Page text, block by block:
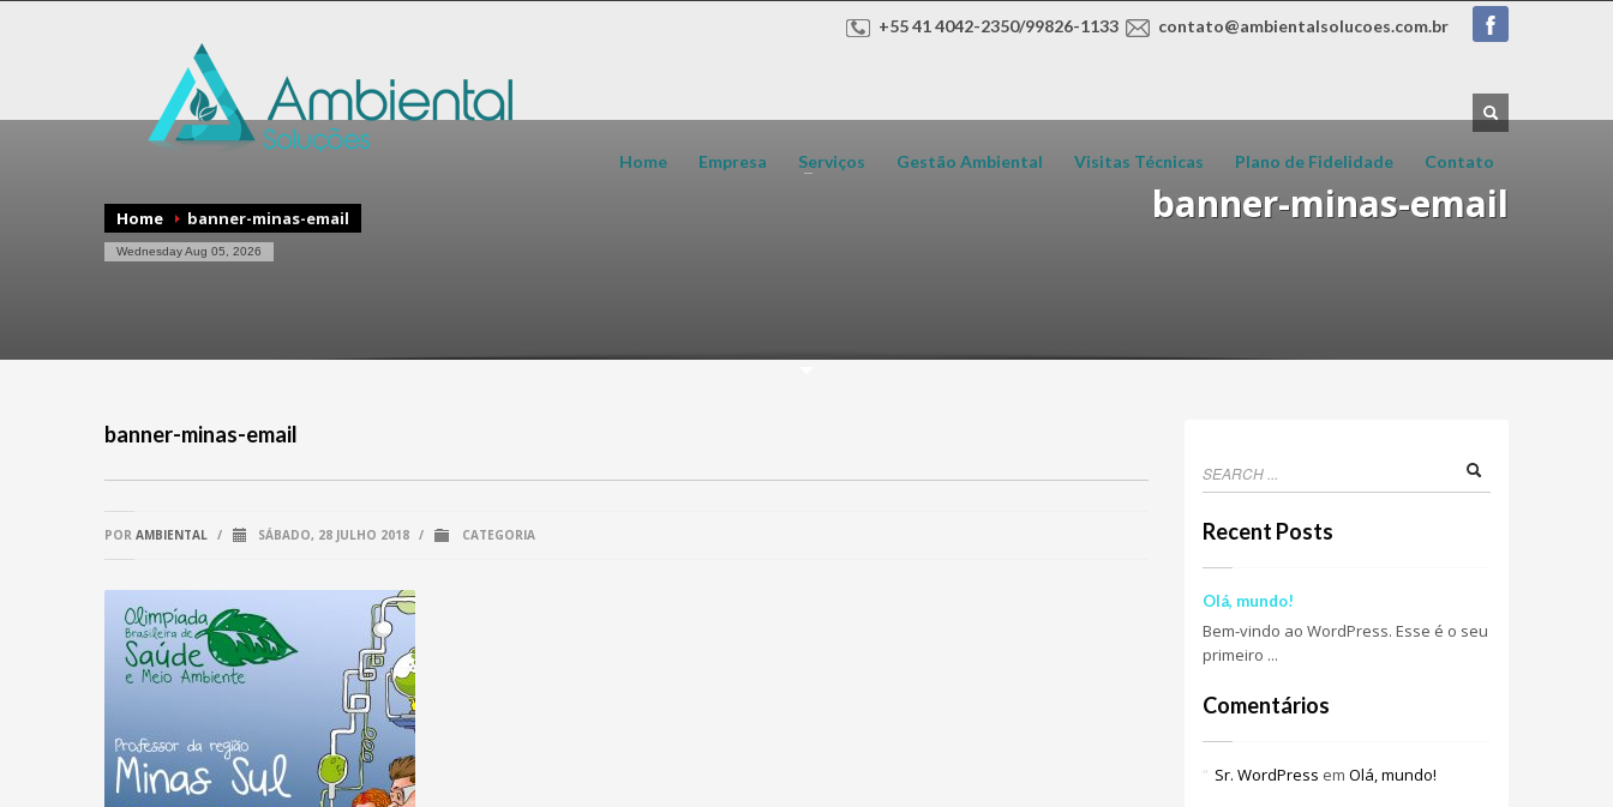
+55 41 4042-2350/99826-1133 contato@ambientalsolucoes.com.br
Home Empresa Serviços Gestão Ambiental Visitas Técnicas Plano de Fidelidade Contato
Home banner-minas-email
Wednesday Aug 05, 2026
banner-minas-email
banner-minas-email
POR AMBIENTAL / SÁBADO, 28 JULHO 2018 / CATEGORIA Recent Posts
Olá, mundo!
Bem-vindo ao WordPress. Esse é o seu
primeiro ...
Comentários
Sr. WordPress em Olá, mundo!